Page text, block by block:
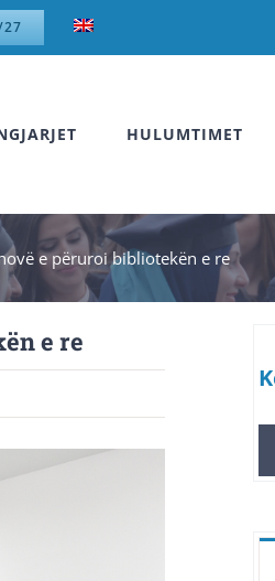
27
HULUMTIMET
e përuroi bibliotekën e re
e re